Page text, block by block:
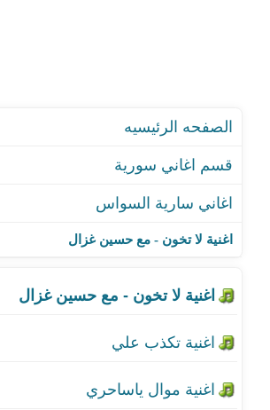
اغنية لا تخون - مع حسين غزال
اغنية لا تخون - مع حسين غزال
اغنية تكذب علي
اغنية موال ياساحري
اغنية عذبني الشوق